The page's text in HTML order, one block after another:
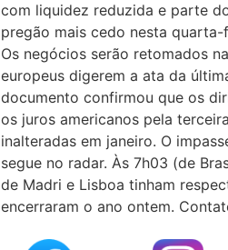
com liquidez reduzida e parte
pregão mais cedo nesta
Os negócios serão retomados
europeus digerem a ata da
documento confirmou que os
os juros americanos pela
inalteradas em janeiro. O
segue no radar. Às 7h03 (de
de Madri e Lisboa tinham
encerraram o ano ontem.